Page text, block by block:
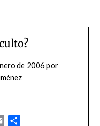
de 2006 por
Email